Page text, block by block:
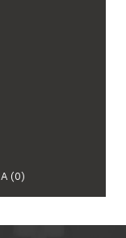
(0)